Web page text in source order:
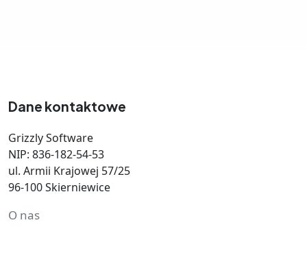
Dane kontaktowe
Grizzly Software
NIP: 836-182-54-53
ul. Armii Krajowej 57/25
96-100 Skierniewice
O nas